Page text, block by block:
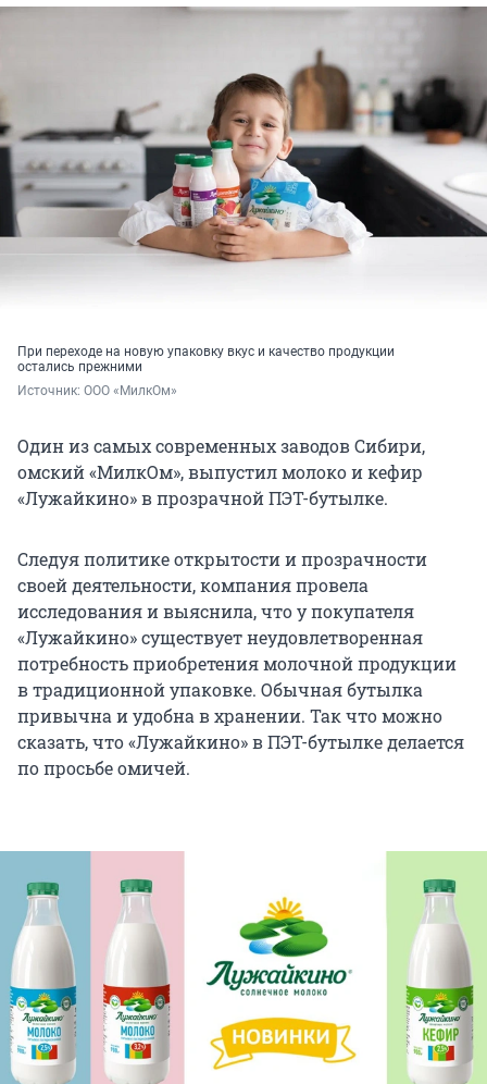
При переходе на новую упаковку вкус и качество продукции
остались прежними
Источник: ООО «МилкОм»
Один из самых современных заводов Сибири,
омский «МилкОм», выпустил молоко и кефир
«Лужайкино» в прозрачной ПЭТ-бутылке.
Следуя политике открытости и прозрачности
своей деятельности, компания провела
исследования и выяснила, что у покупателя
«Лужайкино» существует неудовлетворенная
потребность приобретения молочной продукции
в традиционной упаковке. Обычная бутылка
привычна и удобна в хранении. Так что можно
сказать, что «Лужайкино» в ПЭТ-бутылке делается
по просьбе омичей.